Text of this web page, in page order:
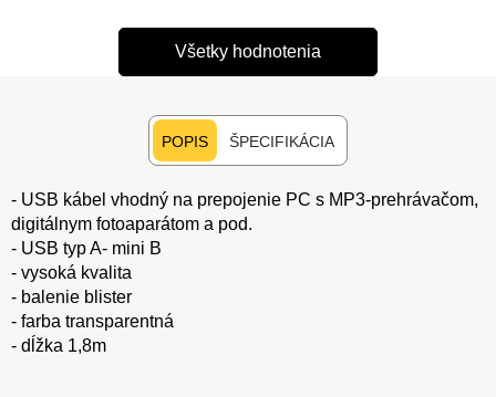
Všetky hodnotenia
POPIS ŠPECIFIKÁCIA
- USB kábel vhodný na prepojenie PC s MP3-prehrávačom,
digitálnym fotoaparátom a pod.
- USB typ A- mini B
- vysoká kvalita
- balenie blister
- farba transparentná
- dĺžka 1,8m